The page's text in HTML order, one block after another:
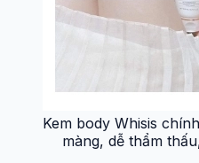
Kem body Whisis
màng, dễ thẩm